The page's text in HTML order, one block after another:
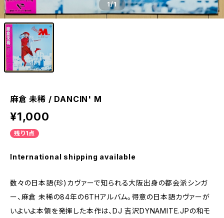
1/1
麻倉 未稀 / DANCIN' M
¥1,000
残り1点
International shipping available
数々の日本語(珍)カヴァーで知られる大阪出身の都会派シンガ
ー、麻倉 未稀の84年の6THアルバム。得意の日本語カヴァーが
いよいよ本領を発揮した本作は、DJ 吉沢DYNAMITE.JPの和モ